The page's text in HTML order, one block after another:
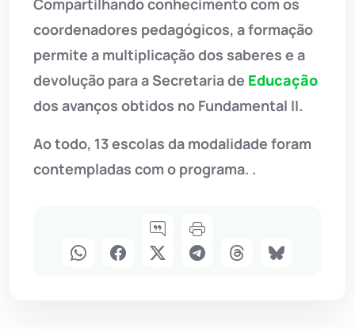
Compartilhando conhecimento com os
coordenadores pedagógicos, a formação
permite a multiplicação dos saberes e a
devolução para a Secretaria de Educação
dos avanços obtidos no Fundamental II.
Ao todo, 13 escolas da modalidade foram
contempladas com o programa. .